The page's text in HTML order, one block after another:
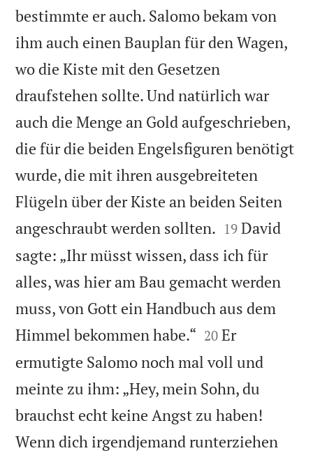
bestimmte er auch. Salomo bekam von
ihm auch einen Bauplan für den Wagen,
wo die Kiste mit den Gesetzen
draufstehen sollte. Und natürlich war
auch die Menge an Gold aufgeschrieben,
die für die beiden Engelsfiguren benötigt
wurde, die mit ihren ausgebreiteten
Flügeln über der Kiste an beiden Seiten
angeschraubt werden sollten. 

19 David
sagte: „Ihr müsst wissen, dass ich für
alles, was hier am Bau gemacht werden
muss, von Gott ein Handbuch aus dem
Himmel bekommen habe.“ 

20 Er
ermutigte Salomo noch mal voll und
meinte zu ihm: „Hey, mein Sohn, du
brauchst echt keine Angst zu haben!
Wenn dich irgendjemand runterziehen